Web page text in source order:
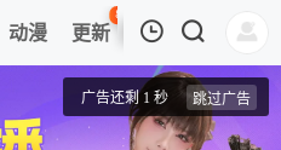
动漫 更新
87
热榜 APP
第01集